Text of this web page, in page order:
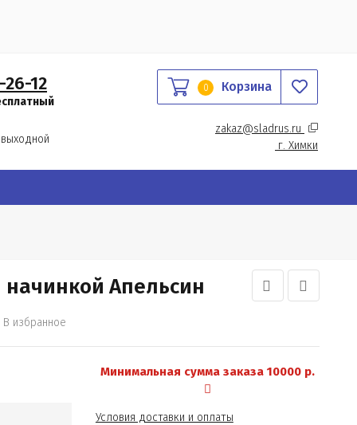
12 0 Корзина
zakaz@sladrus.ru
г. Химки
Апельсин
В избранное
Минимальная сумма заказа 10000 р.
Условия доставки и оплаты